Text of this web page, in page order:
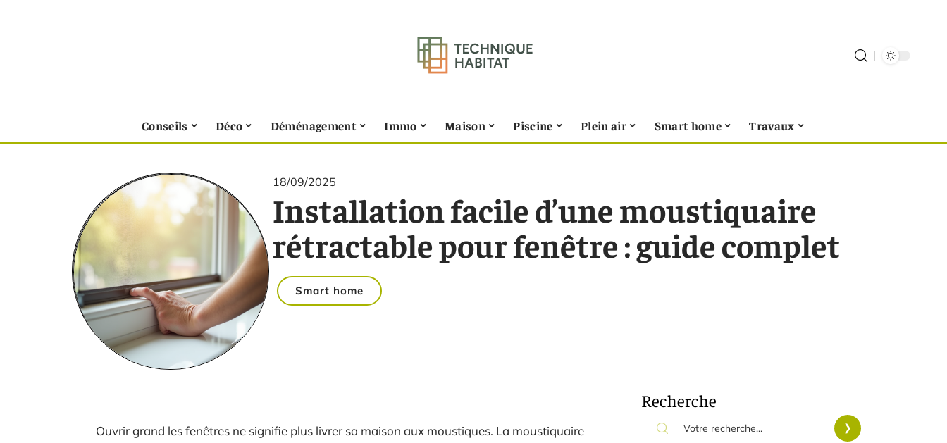
Conseils Déco Déménagement Immo Maison Piscine Plein air Smart home Travaux
18/09/2025
Installation facile d’une moustiquaire
rétractable pour fenêtre : guide complet
Smart home
Ouvrir grand les fenêtres ne signifie plus livrer sa maison aux moustiques. La moustiquaire
Recherche